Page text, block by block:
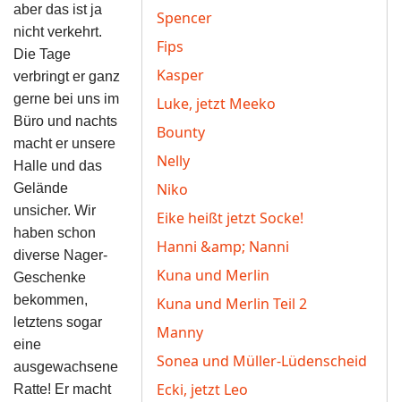
Spencer
Fips
Kasper
Luke, jetzt Meeko
Bounty
Nelly
Niko
Eike heißt jetzt Socke!
Hanni &amp; Nanni
Kuna und Merlin
Kuna und Merlin Teil 2
Manny
Sonea und Müller-Lüdenscheid
Ecki, jetzt Leo
aber das ist ja
nicht verkehrt.
Die Tage
verbringt er ganz
gerne bei uns im
Büro und nachts
macht er unsere
Halle und das
Gelände
unsicher. Wir
haben schon
diverse Nager-
Geschenke
bekommen,
letztens sogar
eine
ausgewachsene
Ratte! Er macht